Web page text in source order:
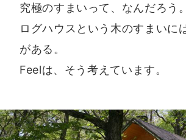
究極のすまいって、なんだろう。
ログハウスという木のすまいに
がある。
Feelは、そう考えています。